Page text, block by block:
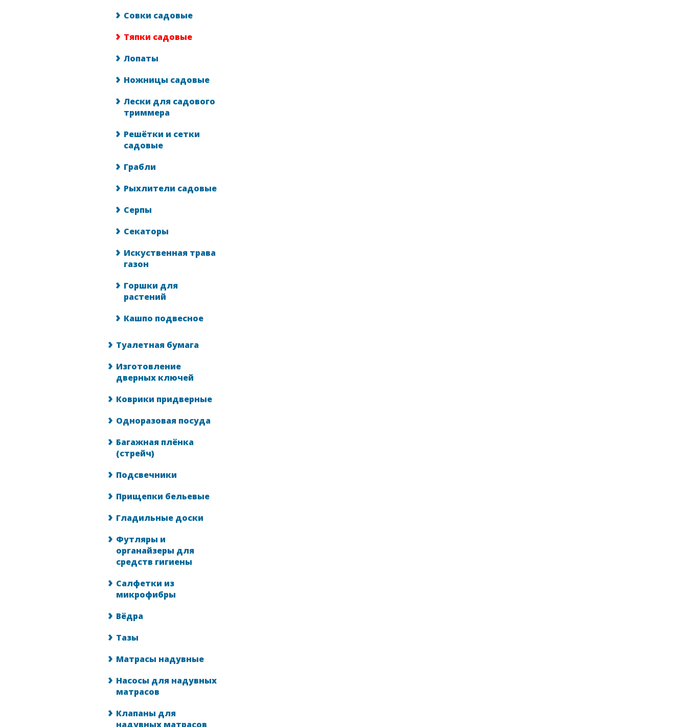
Совки садовые
Тяпки садовые
Лопаты
Ножницы садовые
Лески для садового
триммера
Решётки и сетки
садовые
Грабли
Рыхлители садовые
Серпы
Секаторы
Искуственная трава
газон
Горшки для
растений
Кашпо подвесное
Туалетная бумага
Изготовление
дверных ключей
Коврики придверные
Одноразовая посуда
Багажная плёнка
(стрейч)
Подсвечники
Прищепки бельевые
Гладильные доски
Футляры и
органайзеры для
средств гигиены
Салфетки из
микрофибры
Вёдра
Тазы
Матрасы надувные
Насосы для надувных
матрасов
Клапаны для
надувных матрасов